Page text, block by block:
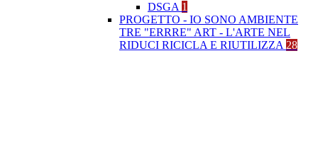
DSGA 1
PROGETTO - IO SONO AMBIENTE
TRE "ERRRE" ART - L'ARTE NEL
RIDUCI RICICLA E RIUTILIZZA 28